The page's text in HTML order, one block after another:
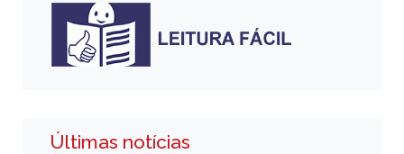
Últimas notícias